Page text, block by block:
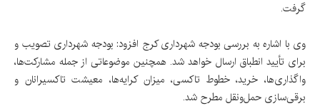
گرفت.
وی با اشاره به بررسی بودجه شهرداری کرج افزود: بودجه شهرداری تصویب و
برای تأیید انطباق ارسال خواهد شد. همچنین موضوعاتی از جمله مشارکت‌ها،
واگذاری‌ها، خرید، خطوط تاکسی، میزان کرایه‌ها، معیشت تاکسیرانان و
برقی‌سازی حمل‌ونقل مطرح شد.